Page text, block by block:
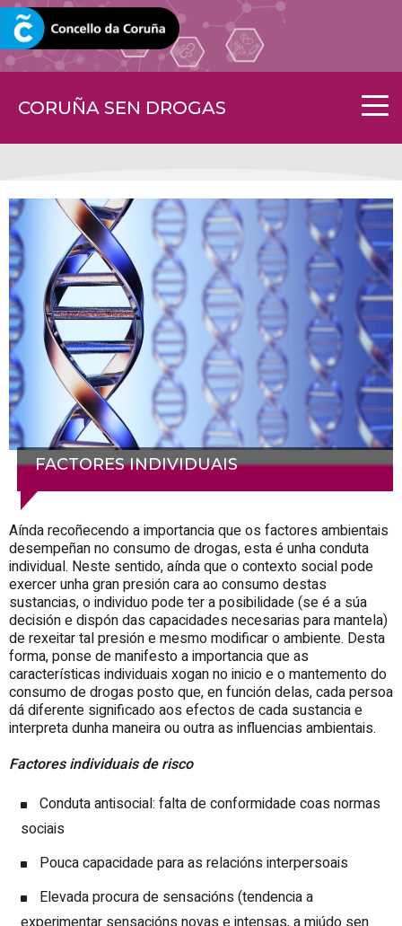
CORUÑA SEN DROGAS
CORUNA.GAL
FACTORES INDIVIDUAIS
Aínda recoñecendo a importancia que os factores ambientais
desempeñan no consumo de drogas, esta é unha conduta
individual. Neste sentido, aínda que o contexto social pode
exercer unha gran presión cara ao consumo destas
sustancias, o individuo pode ter a posibilidade (se é a súa
decisión e dispón das capacidades necesarias para mantela)
de rexeitar tal presión e mesmo modificar o ambiente. Desta
forma, ponse de manifesto a importancia que as
características individuais xogan no inicio e o mantemento do
consumo de drogas posto que, en función delas, cada persoa
dá diferente significado aos efectos de cada sustancia e
interpreta dunha maneira ou outra as influencias ambientais.
Factores individuais de risco
Conduta antisocial: falta de conformidade coas normas
sociais
Pouca capacidade para as relacións interpersoais
Elevada procura de sensacións (tendencia a